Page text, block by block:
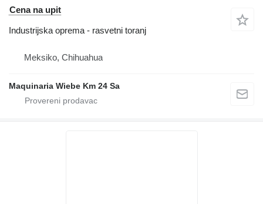
Cena na upit
Industrijska oprema - rasvetni toranj
Meksiko, Chihuahua
Maquinaria Wiebe Km 24 Sa